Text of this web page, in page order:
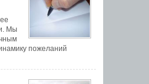
Мы
пожеланий